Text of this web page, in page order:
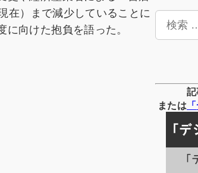
在）まで減少していることに
向けた抱負を語った。
検
記
または 「